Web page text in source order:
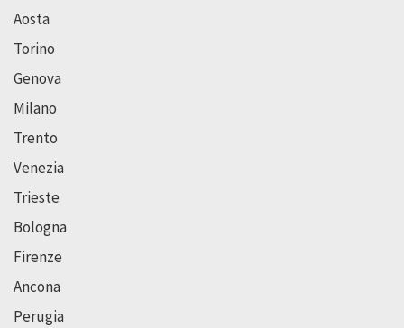
Aosta
Torino
Genova
Milano
Trento
Venezia
Trieste
Bologna
Firenze
Ancona
Perugia